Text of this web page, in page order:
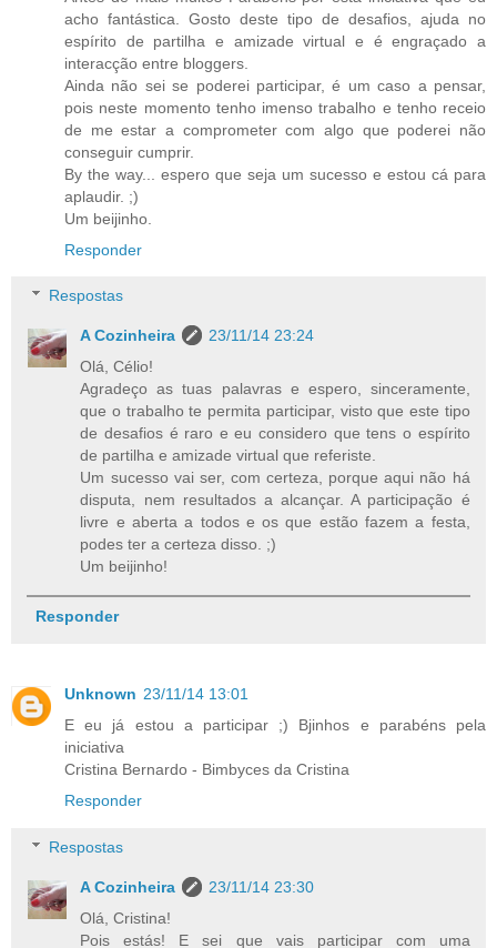
acho fantástica. Gosto deste tipo de desafios, ajuda no
espírito de partilha e amizade virtual e é engraçado a
interacção entre bloggers.
Ainda não sei se poderei participar, é um caso a pensar,
pois neste momento tenho imenso trabalho e tenho receio
de me estar a comprometer com algo que poderei não
conseguir cumprir.
By the way... espero que seja um sucesso e estou cá para
aplaudir. ;)
Um beijinho.
Responder
Respostas
A Cozinheira
23/11/14 23:24
Olá, Célio!
Agradeço as tuas palavras e espero, sinceramente,
que o trabalho te permita participar, visto que este tipo
de desafios é raro e eu considero que tens o espírito
de partilha e amizade virtual que referiste.
Um sucesso vai ser, com certeza, porque aqui não há
disputa, nem resultados a alcançar. A participação é
livre e aberta a todos e os que estão fazem a festa,
podes ter a certeza disso. ;)
Um beijinho!
Responder
Unknown 23/11/14 13:01
E eu já estou a participar ;) Bjinhos e parabéns pela
iniciativa
Cristina Bernardo - Bimbyces da Cristina
Responder
Respostas
A Cozinheira
23/11/14 23:30
Olá, Cristina!
Pois estás! E sei que vais participar com uma